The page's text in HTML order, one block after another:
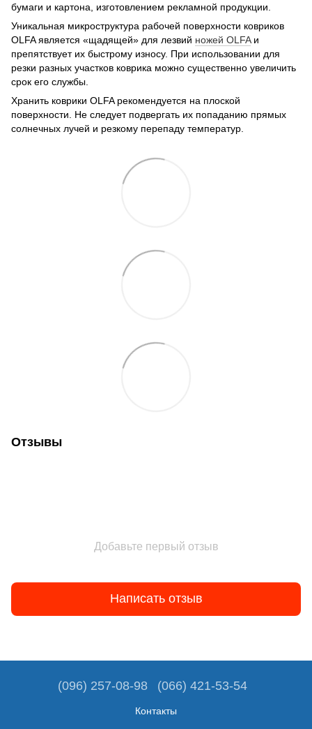
бумаги и картона, изготовлением рекламной продукции.
Уникальная микроструктура рабочей поверхности ковриков
OLFA является «щадящей» для лезвий ножей OLFAи
препятствует их быстрому износу. При использовании для
резки разных участков коврика можно существенно увеличить
срок его службы.
Хранить коврики OLFA рекомендуется на плоской
поверхности. Не следует подвергать их попаданию прямых
солнечных лучей и резкому перепаду температур.
Отзывы
Добавьте первый отзыв
Написать отзыв
(096) 257-08-98 (066) 421-53-54
Контакты